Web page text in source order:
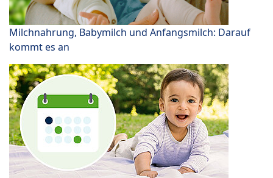
Milchnahrung, Babymilch und Anfangsmilch: Darauf
kommt es an